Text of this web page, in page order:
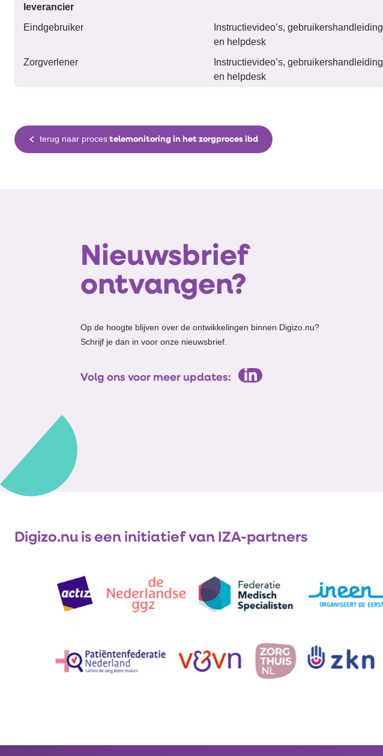
leverancier
Eindgebruiker
Instructievideo’s, gebruikershandleiding
en helpdesk
Zorgverlener
Instructievideo’s, gebruikershandleiding
en helpdesk
terug naar proces telemonitoring in het zorgproces ibd
Nieuwsbrief
ontvangen?
Op de hoogte blijven over de ontwikkelingen binnen Digizo.nu?
Schrijf je dan in voor onze nieuwsbrief.
Volg ons voor meer updates:
Digizo.nu is een initiatief van IZA-partners